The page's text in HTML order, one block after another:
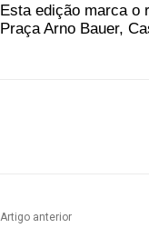
Esta edição marca o
Praça Arno Bauer,
Artigo anterior